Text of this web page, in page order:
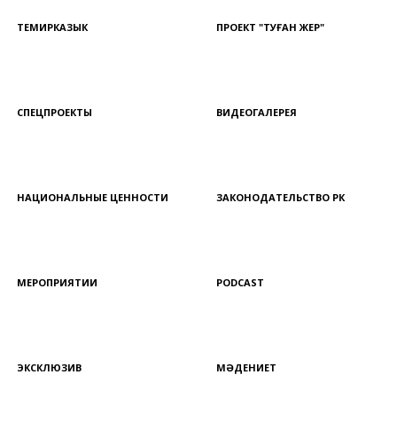
ТЕМИРКАЗЫК ПРОЕКТ "ТУҒАН ЖЕР"
СПЕЦПРОЕКТЫ ВИДЕОГАЛЕРЕЯ
НАЦИОНАЛЬНЫЕ ЦЕННОСТИ ЗАКОНОДАТЕЛЬСТВО РК
МЕРОПРИЯТИИ PODCAST
ЭКСКЛЮЗИВ МӘДЕНИЕТ